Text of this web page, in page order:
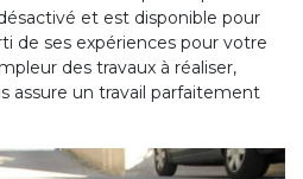
et est disponible pour
de ses expériences pour votre
des travaux à réaliser,
assure un travail parfaitement